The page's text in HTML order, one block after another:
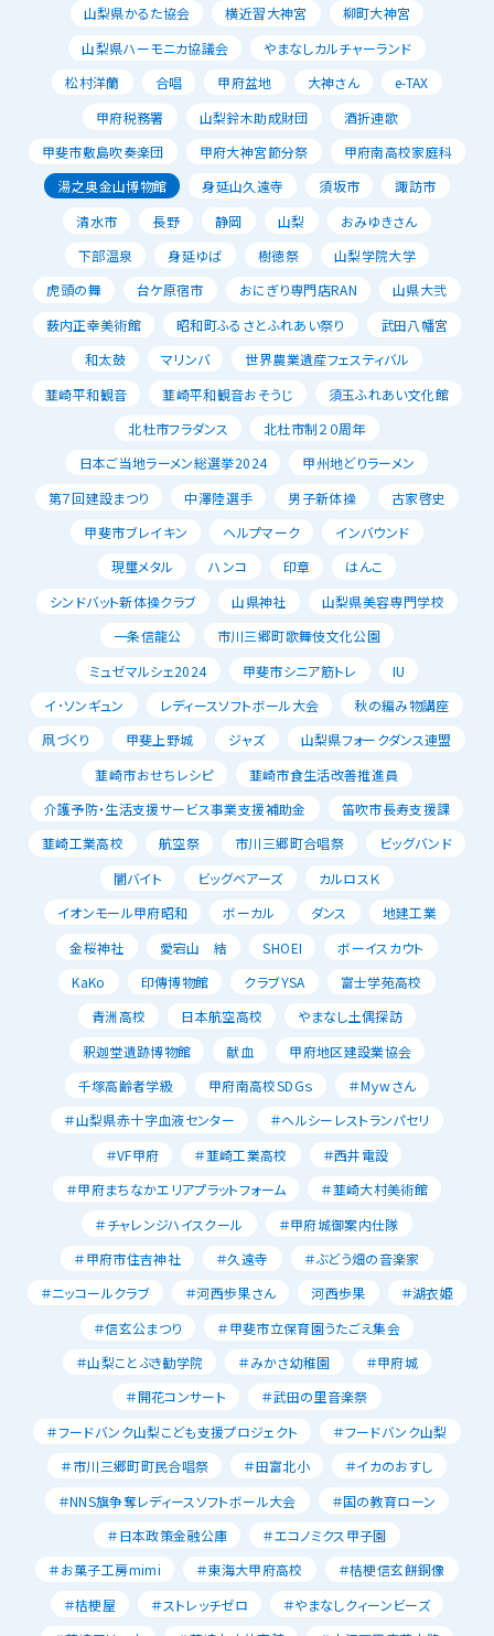
山梨県かるた協会
横近習大神宮
柳町大神宮
山梨県ハーモニカ協議会
やまなしカルチャーランド
松村洋蘭
合唱 甲府盆地 大神さん
e-TAX
甲府税務署
山梨鈴木助成財団
酒折連歌
甲斐市敷島吹奏楽団
甲府大神宮節分祭
甲府南高校家庭科
湯之奥金山博物館
身延山久遠寺 須坂市
諏訪市
清水市
長野 静岡 山梨
おみゆきさん
下部温泉
身延ゆば 樹徳祭
山梨学院大学
虎頭の舞
台ケ原宿市 おにぎり専門店RAN
山県大弐
薮内正幸美術館
昭和町ふるさとふれあい祭り
武田八幡宮
和太鼓
マリンバ
世界農業遺産フェスティバル
韮崎平和観音
韮崎平和観音おそうじ
須玉ふれあい文化館
北杜市フラダンス
北杜市制２０周年
日本ご当地ラーメン総選挙2024
甲州地どりラーメン
第７回建設まつり
中澤陸選手 男子新体操
古家啓史
甲斐市ブレイキン
ヘルプマーク
インバウンド
現璽メタル
ハンコ 印章
はんこ
シンドバット新体操クラブ
山県神社
山梨県美容専門学校
一条信龍公
市川三郷町歌舞伎文化公園
ミュゼマルシェ2024
甲斐市シニア筋トレ
IU
イ･ソンギュン
レディースソフトボール大会
秋の編み物講座
凧づくり
甲斐上野城 ジャズ
山梨県フォークダンス連盟
韮崎市おせちレシピ
韮崎市食生活改善推進員
介護予防・生活支援サービス事業支援補助金
笛吹市長寿支援課
韮崎工業高校
航空祭 市川三郷町合唱祭
ビッグバンド
闇バイト
ビッグベアーズ
カルロスＫ
イオンモール甲府昭和
ボーカル ダンス
地建工業
金桜神社
愛宕山 結 SHOEI
ボーイスカウト
KaKo
印傳博物館 クラブYSA
富士学苑高校
青洲高校
日本航空高校
やまなし土偶探訪
釈迦堂遺跡博物館
献血
甲府地区建設業協会
千塚高齢者学級
甲府南高校SDGｓ
＃Mｙwさん
＃山梨県赤十字血液センター
＃ヘルシーレストランパセリ
＃VF甲府
＃韮崎工業高校
＃西井電設
＃甲府まちなかエリアプラットフォーム
＃韮崎大村美術館
＃チャレンジハイスクール
＃甲府城御案内仕隊
＃甲府市住吉神社
＃久遠寺
＃ぶどう畑の音楽家
＃ニッコールクラブ
＃河西歩果さん 河西歩果
＃湖衣姫
＃信玄公まつり
＃甲斐市立保育園うたごえ集会
＃山梨ことぶき勧学院
＃みかさ幼稚園
＃甲府城
＃開花コンサート
＃武田の里音楽祭
＃フードバンク山梨こども支援プロジェクト
＃フードバンク山梨
＃市川三郷町町民合唱祭
＃田富北小
＃イカのおすし
＃NNS旗争奪レディースソフトボール大会
＃国の教育ローン
＃日本政策金融公庫
＃エコノミクス甲子園
＃お菓子工房mimi
＃東海大甲府高校
＃桔梗信玄餅銅像
＃桔梗屋
＃ストレッチゼロ
＃やまなしクィーンビーズ